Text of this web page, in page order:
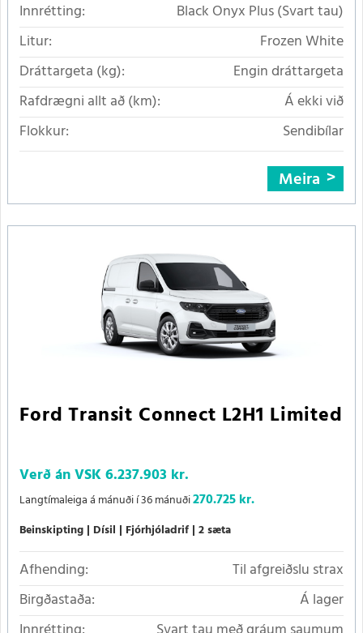
Innrétting:
Black Onyx Plus (Svart tau)
Litur:
Frozen White
Dráttargeta (kg):
Engin dráttargeta
Rafdrægni allt að (km):
Á ekki við
Flokkur:
Sendibílar
Meira
Ford Transit Connect L2H1 Limited
Verð án VSK6.237.903 kr.
Langtímaleiga á mánuði í 36 mánuði270.725 kr.
Beinskipting Dísil Fjórhjóladrif 2 sæta
Afhending:
Til afgreiðslu strax
Birgðastaða:
Á lager